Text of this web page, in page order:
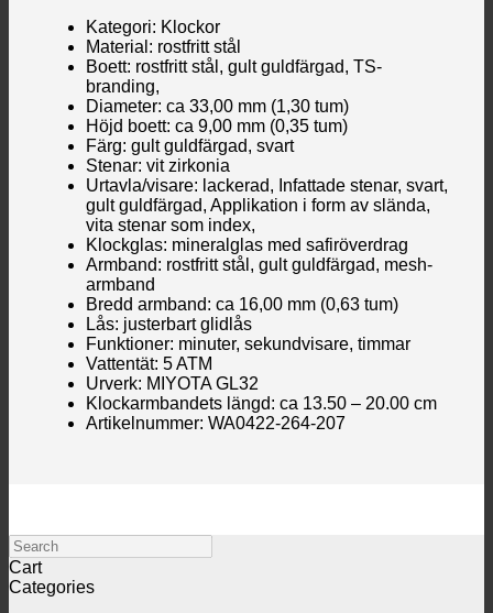
Kategori: Klockor
Material: rostfritt stål
Boett: rostfritt stål, gult guldfärgad, TS-
branding,
Diameter: ca 33,00 mm (1,30 tum)
Höjd boett: ca 9,00 mm (0,35 tum)
Färg: gult guldfärgad, svart
Stenar: vit zirkonia
Urtavla/visare: lackerad, Infattade stenar, svart,
gult guldfärgad, Applikation i form av slända,
vita stenar som index,
Klockglas: mineralglas med safiröverdrag
Armband: rostfritt stål, gult guldfärgad, mesh-
armband
Bredd armband: ca 16,00 mm (0,63 tum)
Lås: justerbart glidlås
Funktioner: minuter, sekundvisare, timmar
Vattentät: 5 ATM
Urverk: MIYOTA GL32
Klockarmbandets längd: ca 13.50 – 20.00 cm
Artikelnummer: WA0422-264-207
Search
Cart
Categories